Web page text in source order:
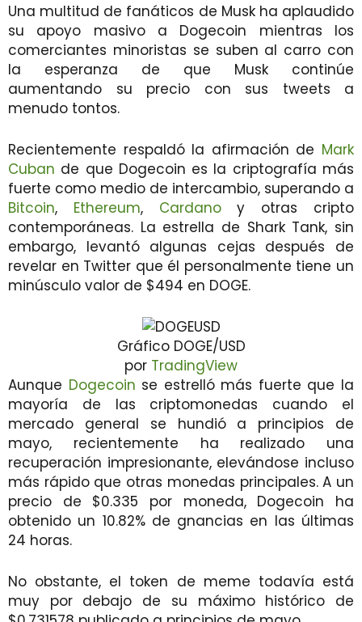
Una multitud de fanáticos de Musk ha aplaudido
su apoyo masivo a Dogecoin mientras los
comerciantes minoristas se suben al carro con
la esperanza de que Musk continúe
aumentando su precio con sus tweets a
menudo tontos.
Recientemente respaldó la afirmación de Mark
Cuban de que Dogecoin es la criptografía más
fuerte como medio de intercambio, superando a
Bitcoin, Ethereum, Cardanoy otras cripto
contemporáneas. La estrella de Shark Tank, sin
embargo, levantó algunas cejas después de
revelar en Twitter que él personalmente tiene un
minúsculo valor de $494 en DOGE.
Gráfico DOGE/USD
por TradingView
Aunque Dogecoin se estrelló más fuerte que la
mayoría de las criptomonedas cuando el
mercado general se hundió a principios de
mayo, recientemente ha realizado una
recuperación impresionante, elevándose incluso
más rápido que otras monedas principales. A un
precio de $0.335 por moneda, Dogecoin ha
obtenido un 10.82% de gnancias en las últimas
24 horas.
No obstante, el token de meme todavía está
muy por debajo de su máximo histórico de